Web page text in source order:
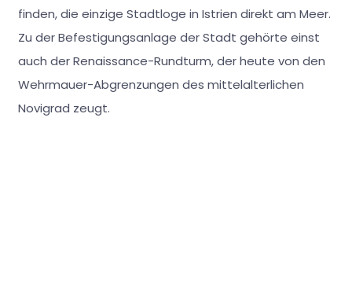
finden, die einzige Stadtloge in Istrien direkt am Meer.
Zu der Befestigungsanlage der Stadt gehörte einst
auch der Renaissance-Rundturm, der heute von den
Wehrmauer-Abgrenzungen des mittelalterlichen
Novigrad zeugt.